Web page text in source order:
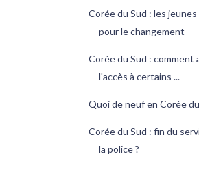
Corée du Sud : les
pour le changement
Corée du Sud : comment
l'accès à certains ...
Quoi de neuf en Corée du
Corée du Sud : fin du
la police ?